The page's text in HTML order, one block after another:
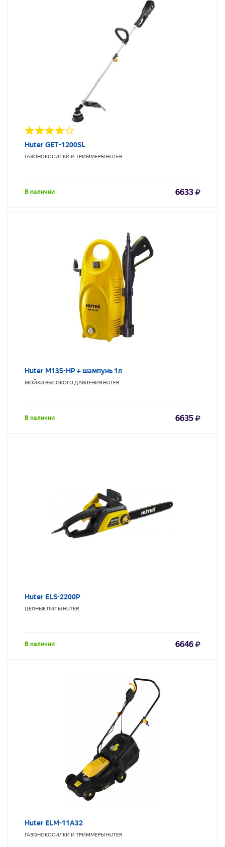
Huter GET-1200SL
ГАЗОНОКОСИЛКИ И ТРИММЕРЫHUTER
В наличии 6633
Huter M135-HP + шампунь 1л
МОЙКИ ВЫСОКОГО ДАВЛЕНИЯHUTER
В наличии 6635
Huter ELS-2200P
ЦЕПНЫЕ ПИЛЫHUTER
В наличии 6646
Huter ELM-11А32
ГАЗОНОКОСИЛКИ И ТРИММЕРЫHUTER